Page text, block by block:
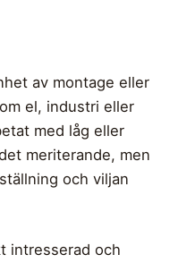
av montage eller
el, industri eller
med låg eller
meriterande, men
och viljan
intresserad och